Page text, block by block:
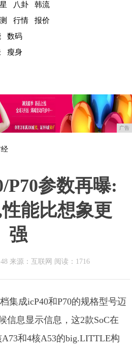
八卦
韩流
行情
报价
数码
瘦身
广告
经
P70参数再曝:
能比想象更
强
来源：互联网 阅读：1716
集成icP40和P70的规格型号迈
信息显示信息，这2款SoC在
和4核A53的big.LITTLE构